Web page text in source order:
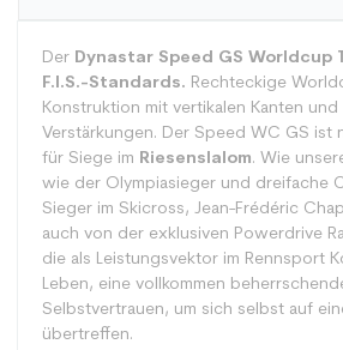
Der Dynastar Speed GS Worldcup
F.I.S.-Standards. Rechteckige
Konstruktion mit vertikalen Kanten und
Verstärkungen. Der Speed WC GS ist
für Siege im Riesenslalom. Wie
wie der Olympiasieger und dreifache
Sieger im Skicross, Jean-Frédéric
auch von der exklusiven Powerdrive
die als Leistungsvektor im Rennsport
Leben, eine vollkommen
Selbstvertrauen, um sich selbst auf
übertreffen.